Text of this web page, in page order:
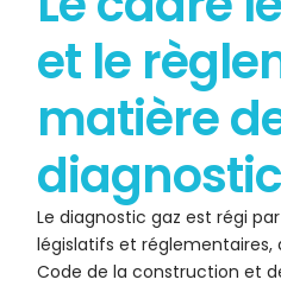
et le
matière
Le diagnostic gaz est régi
législatifs et
Code de la construction et